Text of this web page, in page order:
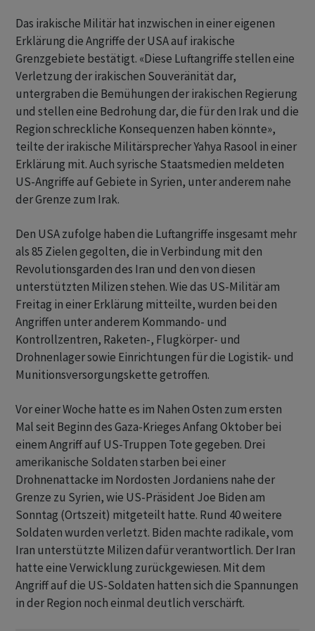
Das irakische Militär hat inzwischen in einer eigenen
Erklärung die Angriffe der USA auf irakische
Grenzgebiete bestätigt. «Diese Luftangriffe stellen eine
Verletzung der irakischen Souveränität dar,
untergraben die Bemühungen der irakischen Regierung
und stellen eine Bedrohung dar, die für den Irak und die
Region schreckliche Konsequenzen haben könnte»,
teilte der irakische Militärsprecher Yahya Rasool in einer
Erklärung mit. Auch syrische Staatsmedien meldeten
US-Angriffe auf Gebiete in Syrien, unter anderem nahe
der Grenze zum Irak.
Den USA zufolge haben die Luftangriffe insgesamt mehr
als 85 Zielen gegolten, die in Verbindung mit den
Revolutionsgarden des Iran und den von diesen
unterstützten Milizen stehen. Wie das US-Militär am
Freitag in einer Erklärung mitteilte, wurden bei den
Angriffen unter anderem Kommando- und
Kontrollzentren, Raketen-, Flugkörper- und
Drohnenlager sowie Einrichtungen für die Logistik- und
Munitionsversorgungskette getroffen.
Vor einer Woche hatte es im Nahen Osten zum ersten
Mal seit Beginn des Gaza-Krieges Anfang Oktober bei
einem Angriff auf US-Truppen Tote gegeben. Drei
amerikanische Soldaten starben bei einer
Drohnenattacke im Nordosten Jordaniens nahe der
Grenze zu Syrien, wie US-Präsident Joe Biden am
Sonntag (Ortszeit) mitgeteilt hatte. Rund 40 weitere
Soldaten wurden verletzt. Biden machte radikale, vom
Iran unterstützte Milizen dafür verantwortlich. Der Iran
hatte eine Verwicklung zurückgewiesen. Mit dem
Angriff auf die US-Soldaten hatten sich die Spannungen
in der Region noch einmal deutlich verschärft.